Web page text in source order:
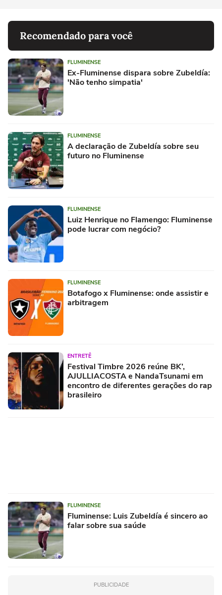
Recomendado para você
FLUMINENSE
Ex-Fluminense dispara sobre Zubeldía:
'Não tenho simpatia'
FLUMINENSE
A declaração de Zubeldía sobre seu
futuro no Fluminense
FLUMINENSE
Luiz Henrique no Flamengo: Fluminense
pode lucrar com negócio?
FLUMINENSE
Botafogo x Fluminense: onde assistir e
arbitragem
ENTRETÊ
Festival Timbre 2026 reúne BK’,
AJULLIACOSTA e NandaTsunami em
encontro de diferentes gerações do rap
brasileiro
FLUMINENSE
Fluminense: Luis Zubeldía é sincero ao
falar sobre sua saúde
PUBLICIDADE